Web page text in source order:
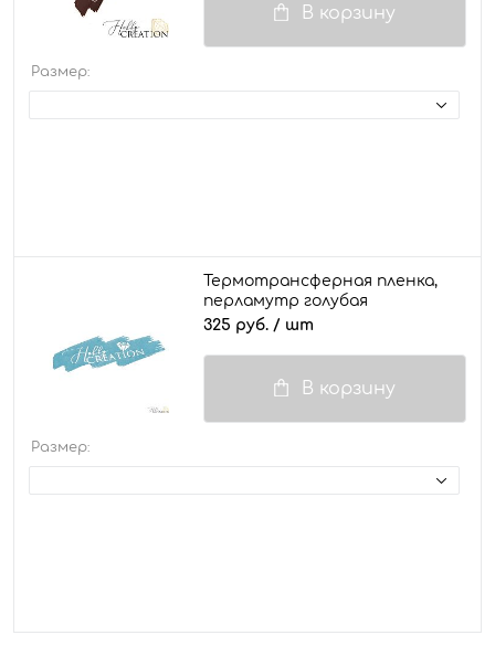
В корзину
Размер:
Термотрансферная пленка,
перламутр голубая
325 руб. / шт
В корзину
Размер: